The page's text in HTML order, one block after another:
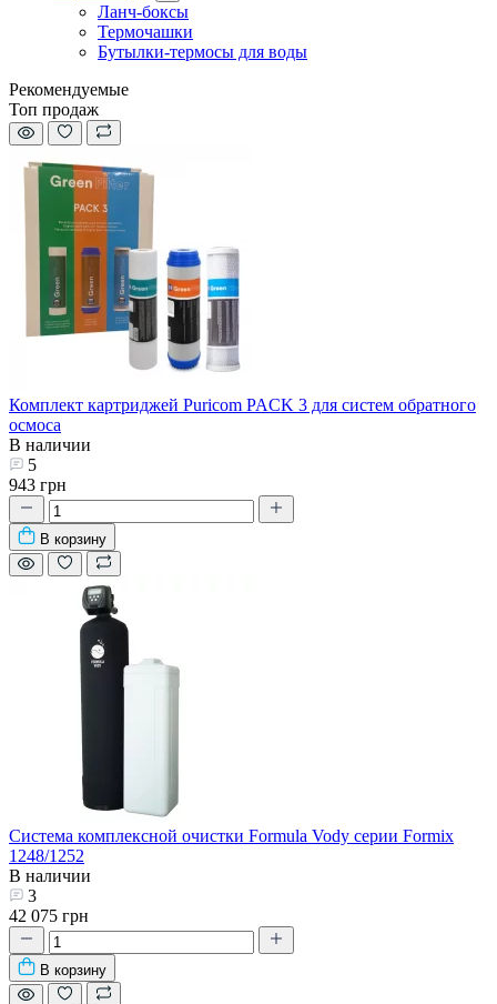
Ланч-боксы
Термочашки
Бутылки-термосы для воды
Рекомендуемые
Топ продаж
Комплект картриджей Puricom PACK 3 для систем обратного
осмоса
В наличии
5
943 грн
В корзину
Система комплексной очистки Formula Vody серии Formix
1248/1252
В наличии
3
42 075 грн
В корзину